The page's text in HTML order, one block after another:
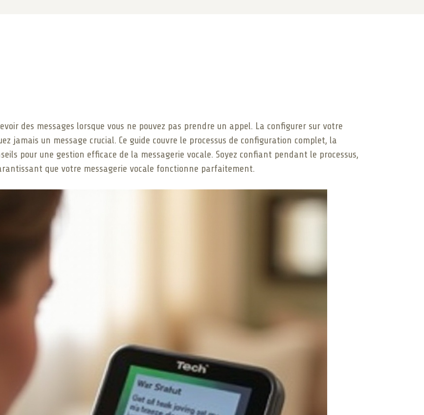
des messages lorsque vous ne pouvez pas prendre un appel. La configurer sur votre
jamais un message crucial. Ce guide couvre le processus de configuration complet, la
pour une gestion efficace de la messagerie vocale. Soyez confiant pendant le processus,
que votre messagerie vocale fonctionne parfaitement.